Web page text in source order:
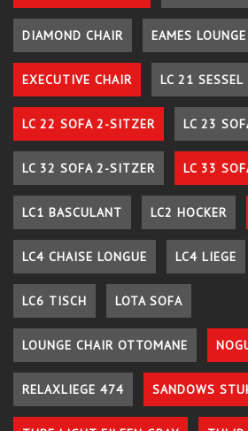
DIAMOND CHAIR EAMES
EXECUTIVE CHAIR LC 21 SESSEL
LC 22 SOFA 2-SITZER LC 23
LC 32 SOFA 2-SITZER LC 33
LC1 BASCULANT LC2 HOCKER
LC4 CHAISE LONGUE LC4 LIEGE
LC6 TISCH LOTA SOFA
LOUNGE CHAIR OTTOMANE
RELAXLIEGE 474 SANDOWS